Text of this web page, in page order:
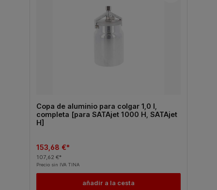
Copa de aluminio para colgar 1,0 l,
completa [para SATAjet 1000 H, SATAjet
H]
153,68 €*
107,62 €*
Precio sin IVA TINA
añadir a la cesta